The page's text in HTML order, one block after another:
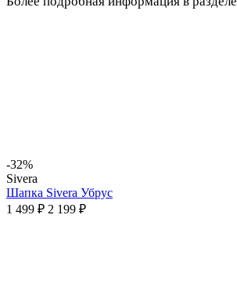
-32%
Sivera
Шапка Sivera Убрус
1 499 ₽ 2 199 ₽